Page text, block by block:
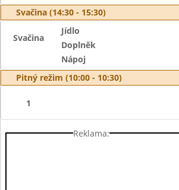
Svačina (14:30 - 15:30)
Svačina
Jídlo
Doplněk
Nápoj
Pitný režim (10:00 - 10:30)
1
Reklama: